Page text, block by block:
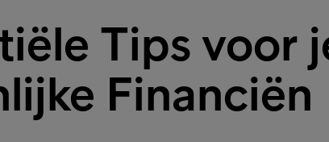
Tips voor
Financiën